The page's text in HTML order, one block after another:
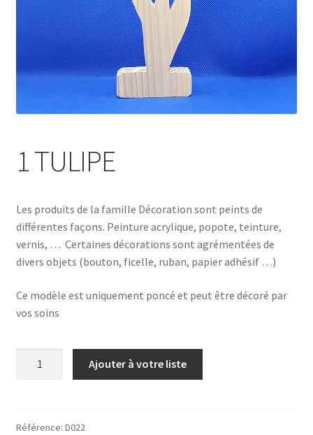
1 TULIPE
Les produits de la famille Décoration sont peints de
différentes façons. Peinture acrylique, popote, teinture,
vernis, … Certaines décorations sont agrémentées de
divers objets (bouton, ficelle, ruban, papier adhésif …)
Ce modèle est uniquement poncé et peut être décoré par
vos soins
Ajouter à votre liste
Référence: D022